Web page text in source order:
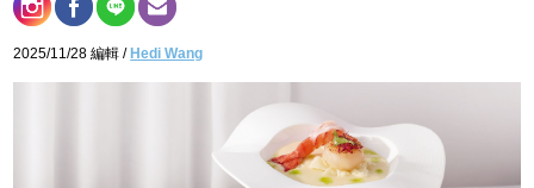
2025/11/28 編輯 /Hedi Wang